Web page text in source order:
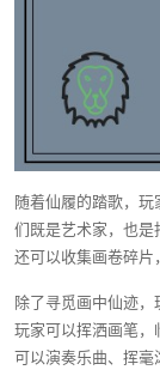
随着仙履的踏歌，
们既是艺术家，也
还可以收集画卷碎片
除了寻觅画中仙迹，
玩家可以挥洒画笔
可以演奏乐曲、挥毫